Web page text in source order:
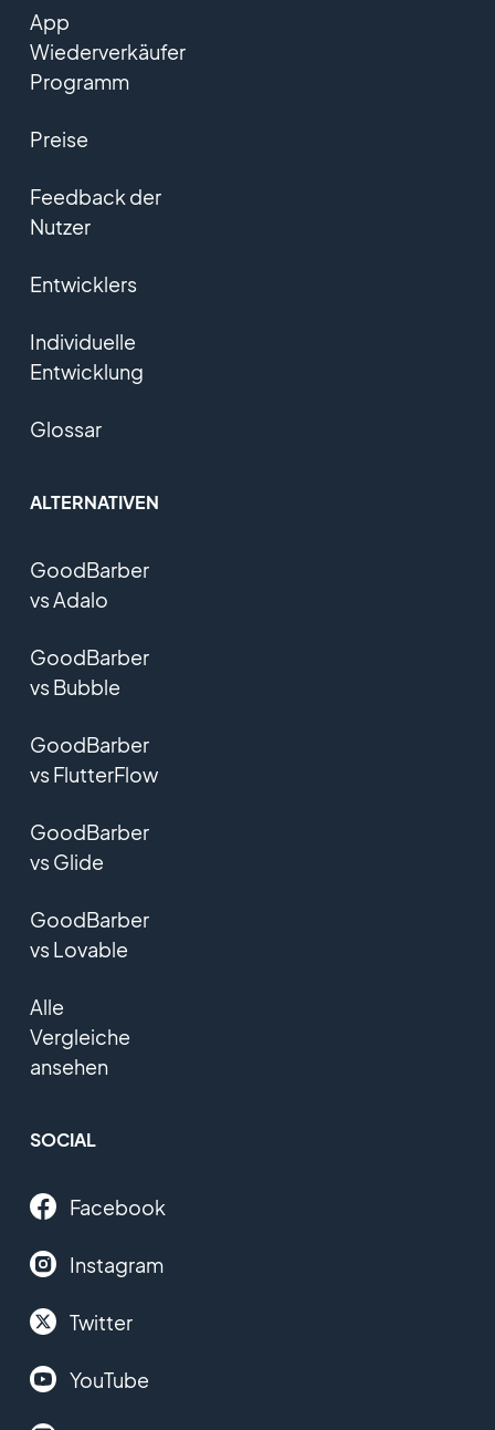
App
Wiederverkäufer
Programm
Preise
Feedback der
Nutzer
Entwicklers
Individuelle
Entwicklung
Glossar
ALTERNATIVEN
GoodBarber
vs Adalo
GoodBarber
vs Bubble
GoodBarber
vs FlutterFlow
GoodBarber
vs Glide
GoodBarber
vs Lovable
Alle
Vergleiche
ansehen
SOCIAL
Facebook
Instagram
Twitter
YouTube